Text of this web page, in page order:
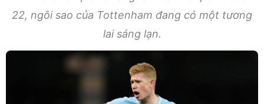
22, ngôi sao của Tottenham đang có một tương
lai sáng lạn.